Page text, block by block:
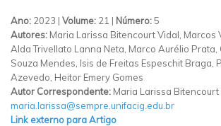
Ano: 2023 | Volume: 21 | Número:5
Autores: Maria Larissa Bitencourt Vidal, Marcos
Alda Trivellato Lanna Neta, Marco Aurélio Prata,
Souza Mendes, Isis de Freitas Espeschit Braga,
Azevedo, Heitor Emery Gomes
Autor Correspondente: Maria Larissa Bitencourt
maria.larissa@sempre.unifacig.edu.br
Link externo para Artigo